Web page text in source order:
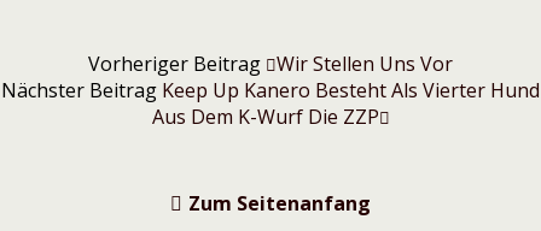
Vorheriger Beitrag Wir Stellen Uns Vor
Nächster Beitrag Keep Up Kanero Besteht Als Vierter Hund
Aus Dem K-Wurf Die ZZP
Zum Seitenanfang